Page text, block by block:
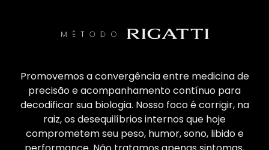
Promovemos a convergência entre medicina de
precisão e acompanhamento contínuo para
decodificar sua biologia. Nosso foco é corrigir, na
raiz, os desequilíbrios internos que hoje
comprometem seu peso, humor, sono, libido e